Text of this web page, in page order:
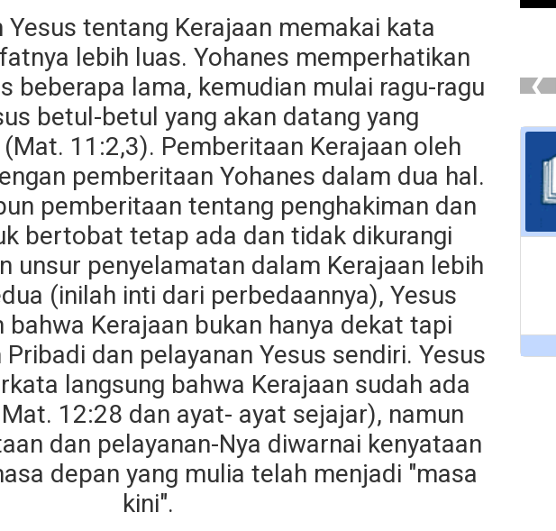
Yesus tentang Kerajaan memakai kata
lebih luas. Yohanes memperhatikan
beberapa lama, kemudian mulai ragu-ragu
betul-betul yang akan datang yang
11:2,3). Pemberitaan Kerajaan oleh
pemberitaan Yohanes dalam dua hal.
pemberitaan tentang penghakiman dan
bertobat tetap ada dan tidak dikurangi
unsur penyelamatan dalam Kerajaan lebih
(inilah inti dari perbedaannya), Yesus
Kerajaan bukan hanya dekat tapi
dan pelayanan Yesus sendiri. Yesus
langsung bahwa Kerajaan sudah ada
12:28 dan ayat- ayat sejajar), namun
dan pelayanan-Nya diwarnai kenyataan
depan yang mulia telah menjadi "masa
kini".